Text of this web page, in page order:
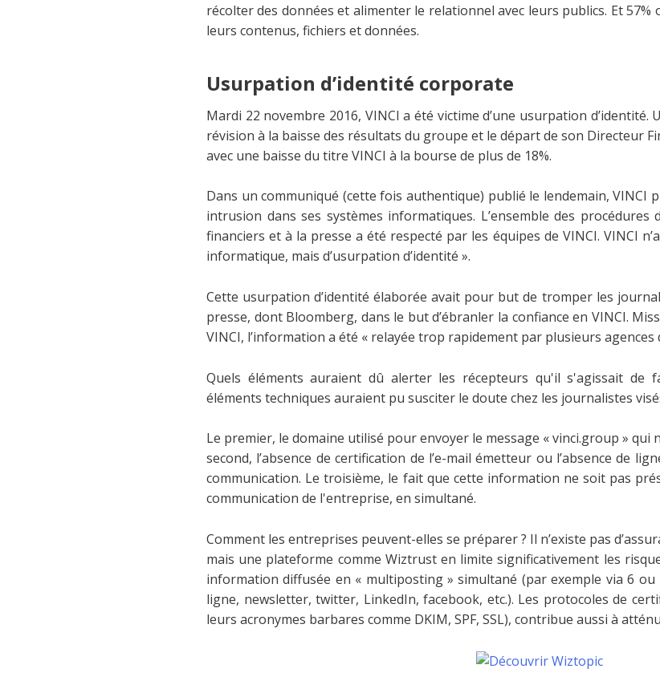
récolter des données et alimenter le relationnel avec leurs publics. Et
leurs contenus, fichiers et données.
Usurpation d’identité corporate
Mardi 22 novembre 2016, VINCI a été victime d’une usurpation
révision à la baisse des résultats du groupe et le départ de son Directeur
avec une baisse du titre VINCI à la bourse de plus de 18%.
Dans un communiqué (cette fois authentique) publié le lendemain, VINCI
intrusion dans ses systèmes informatiques. L’ensemble des procédures
financiers et à la presse a été respecté par les équipes de VINCI. VINCI
informatique, mais d’usurpation d’identité ».
Cette usurpation d’identité élaborée avait pour but de tromper les
presse, dont Bloomberg, dans le but d’ébranler la confiance en VINCI.
VINCI, l’information a été « relayée trop rapidement par plusieurs agences
Quels éléments auraient dû alerter les récepteurs qu'il s'agissait de
éléments techniques auraient pu susciter le doute chez les journalistes
Le premier, le domaine utilisé pour envoyer le message « vinci.group » qui
second, l’absence de certification de l’e-mail émetteur ou l’absence de
communication. Le troisième, le fait que cette information ne soit pas
communication de l'entreprise, en simultané.
Comment les entreprises peuvent-elles se préparer ? Il n’existe pas
mais une plateforme comme Wiztrust en limite significativement les
information diffusée en « multiposting » simultané (par exemple via 6
ligne, newsletter, twitter, LinkedIn, facebook, etc.). Les protocoles de
leurs acronymes barbares comme DKIM, SPF, SSL), contribue aussi à